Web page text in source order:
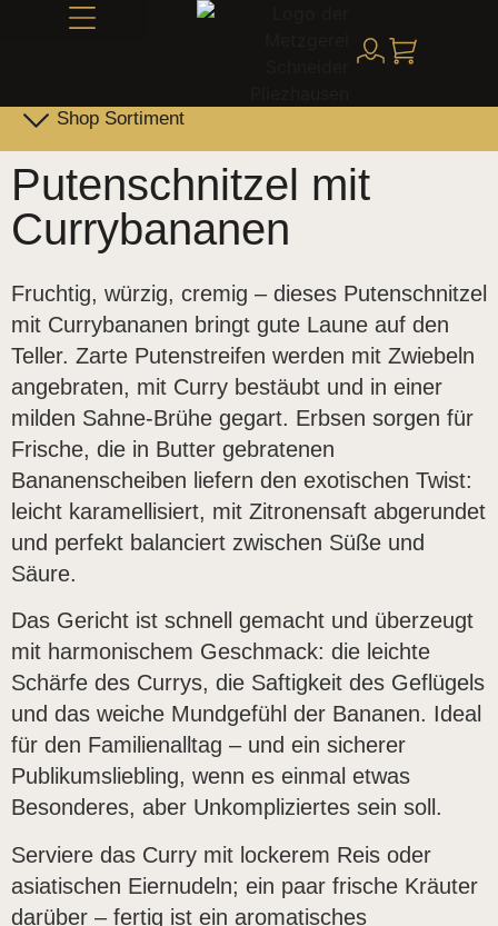
Shop Sortiment
Putenschnitzel mit
Currybananen
Fruchtig, würzig, cremig – dieses Putenschnitzel
mit Currybananen bringt gute Laune auf den
Teller. Zarte Putenstreifen werden mit Zwiebeln
angebraten, mit Curry bestäubt und in einer
milden Sahne-Brühe gegart. Erbsen sorgen für
Frische, die in Butter gebratenen
Bananenscheiben liefern den exotischen Twist:
leicht karamellisiert, mit Zitronensaft abgerundet
und perfekt balanciert zwischen Süße und
Säure.
Das Gericht ist schnell gemacht und überzeugt
mit harmonischem Geschmack: die leichte
Schärfe des Currys, die Saftigkeit des Geflügels
und das weiche Mundgefühl der Bananen. Ideal
für den Familienalltag – und ein sicherer
Publikumsliebling, wenn es einmal etwas
Besonderes, aber Unkompliziertes sein soll.
Serviere das Curry mit lockerem Reis oder
asiatischen Eiernudeln; ein paar frische Kräuter
darüber – fertig ist ein aromatisches